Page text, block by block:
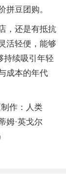
拼豆团购。
，还是有抵抗
活轻便，能够
持续吸引年轻
成本的年代
作：人类
姆·英戈尔